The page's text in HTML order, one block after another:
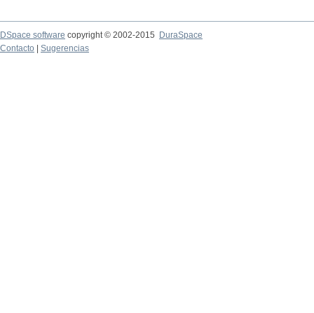
DSpace software copyright © 2002-2015
DuraSpace
Contacto
Sugerencias